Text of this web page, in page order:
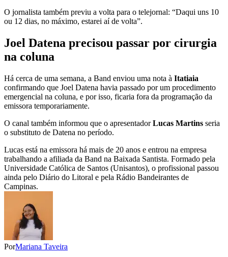
O jornalista também previu a volta para o telejornal: “Daqui uns 10
ou 12 dias, no máximo, estarei aí de volta”.
Joel Datena precisou passar por cirurgia
na coluna
Há cerca de uma semana, a Band enviou uma nota à Itatiaia
confirmando que Joel Datena havia passado por um procedimento
emergencial na coluna, e por isso, ficaria fora da programação da
emissora temporariamente.
O canal também informou que o apresentadorLucas Martins seria
o substituto de Datena no período.
Lucas está na emissora há mais de 20 anos e entrou na empresa
trabalhando a afiliada da Band na Baixada Santista. Formado pela
Universidade Católica de Santos (Unisantos), o profissional passou
ainda pelo Diário do Litoral e pela Rádio Bandeirantes de
Campinas.
PorMariana Taveira